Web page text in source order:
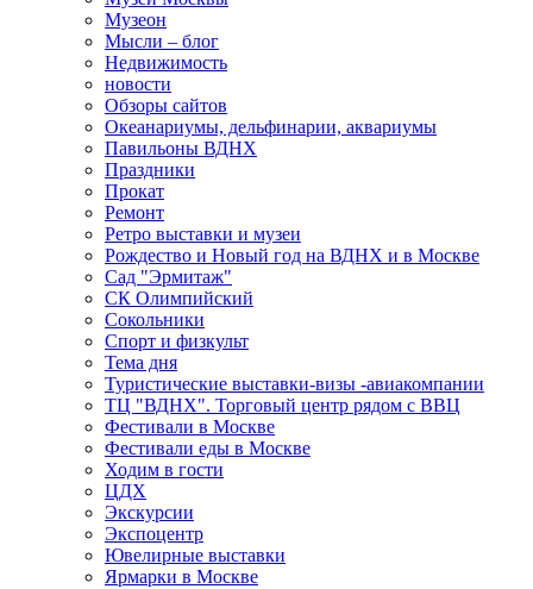
Музеон
Мысли – блог
Недвижимость
новости
Обзоры сайтов
Океанариумы, дельфинарии, аквариумы
Павильоны ВДНХ
Праздники
Прокат
Ремонт
Ретро выставки и музеи
Рождество и Новый год на ВДНХ и в Москве
Сад "Эрмитаж"
СК Олимпийский
Сокольники
Спорт и физкульт
Тема дня
Туристические выставки-визы -авиакомпании
ТЦ "ВДНХ". Торговый центр рядом с ВВЦ
Фестивали в Москве
Фестивали еды в Москве
Ходим в гости
ЦДХ
Экскурсии
Экспоцентр
Ювелирные выставки
Ярмарки в Москве